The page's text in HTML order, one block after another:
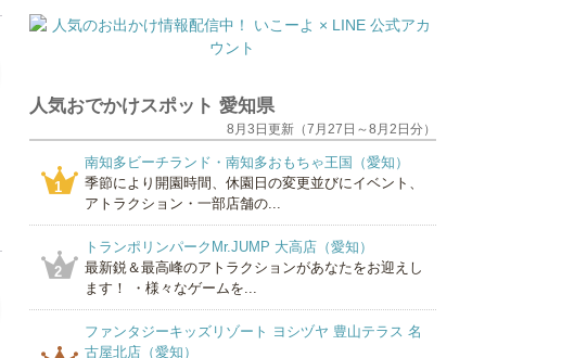
人気おでかけスポット 愛知県
8月3日更新（7月27日～8月2日分）
1
南知多ビーチランド・南知多おもちゃ王国（愛知）
季節により開園時間、休園日の変更並びにイベント、
アトラクション・一部店舗の...
2
トランポリンパークMr.JUMP 大高店（愛知）
最新鋭＆最高峰のアトラクションがあなたをお迎えし
ます！ ・様々なゲームを...
ファンタジーキッズリゾート ヨシヅヤ 豊山テラス 名
古屋北店（愛知）